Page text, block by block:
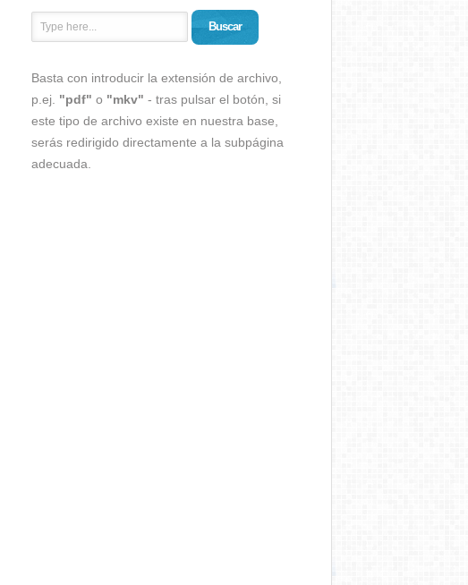
Buscar
Basta con introducir la extensión de archivo,
p.ej. "pdf" o "mkv" - tras pulsar el botón, si
este tipo de archivo existe en nuestra base,
serás redirigido directamente a la subpágina
adecuada.